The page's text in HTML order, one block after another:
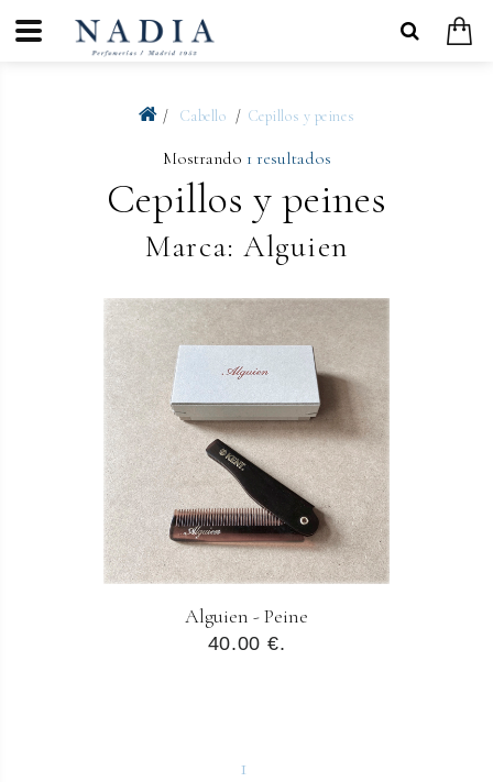
Cabello Cepillos y peines
Mostrando 1 resultados
Cepillos y peines
Marca: Alguien
Alguien - Peine
40.00 €.
1